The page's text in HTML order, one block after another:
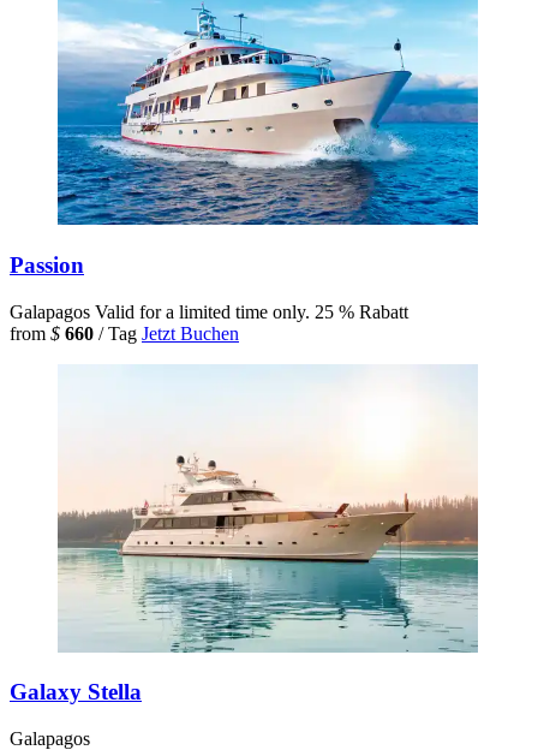
Passion
Galapagos Valid for a limited time only. 25 % Rabatt
from $ 660 / Tag Jetzt Buchen
Galaxy Stella
Galapagos